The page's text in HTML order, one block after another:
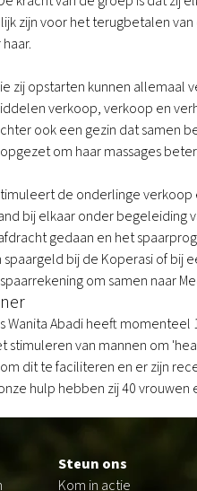
zijn voor het terugbetalen
zij opstarten kunnen allemaal
verkoop, verkoop en
ook een gezin dat samen
om haar massages
de onderlinge
bij elkaar onder begeleiding
gedaan en het
spaargeld bij de Koperasi of bij
om samen naar
Wanita Abadi heeft
stimuleren van mannen om
dit te faciliteren en er zijn
hulp hebben zij 40
Steun ons
Kom in actie